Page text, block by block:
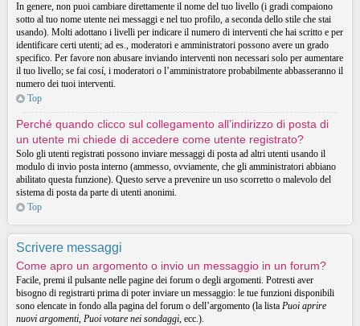
In genere, non puoi cambiare direttamente il nome del tuo livello (i gradi compaiono
sotto al tuo nome utente nei messaggi e nel tuo profilo, a seconda dello stile che stai
usando). Molti adottano i livelli per indicare il numero di interventi che hai scritto e per
identificare certi utenti; ad es., moderatori e amministratori possono avere un grado
specifico. Per favore non abusare inviando interventi non necessari solo per aumentare
il tuo livello; se fai cosí, i moderatori o l’amministratore probabilmente abbasseranno il
numero dei tuoi interventi.
Top
Perché quando clicco sul collegamento all’indirizzo di posta di
un utente mi chiede di accedere come utente registrato?
Solo gli utenti registrati possono inviare messaggi di posta ad altri utenti usando il
modulo di invio posta interno (ammesso, ovviamente, che gli amministratori abbiano
abilitato questa funzione). Questo serve a prevenire un uso scorretto o malevolo del
sistema di posta da parte di utenti anonimi.
Top
Scrivere messaggi
Come apro un argomento o invio un messaggio in un forum?
Facile, premi il pulsante nelle pagine dei forum o degli argomenti. Potresti aver
bisogno di registrarti prima di poter inviare un messaggio: le tue funzioni disponibili
sono elencate in fondo alla pagina del forum o dell’argomento (la lista Puoi aprire
nuovi argomenti, Puoi votare nei sondaggi, ecc.).